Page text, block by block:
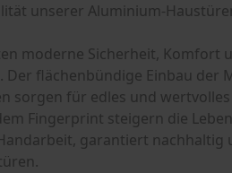
unserer Aluminium-
moderne Sicherheit, Komfort
flächenbündige Einbau der
sorgen für edles und
Fingerprint steigern die
garantiert nachhaltig